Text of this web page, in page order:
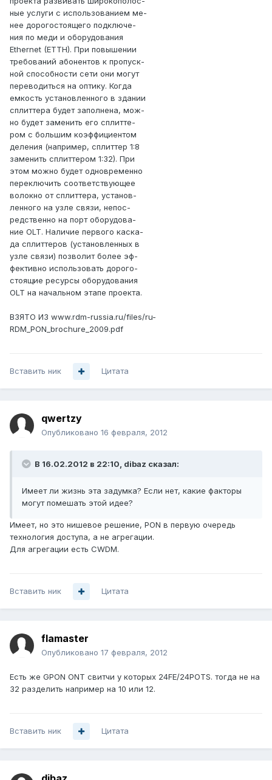
ные услуги с использованием ме-
нее дорогостоящего подключе-
ния по меди и оборудования
Ethernet (ETTH). При повышении
требований абонентов к пропуск-
ной способности сети они могут
переводиться на оптику. Когда
емкость установленного в здании
сплиттера будет заполнена, мож-
но будет заменить его сплитте-
ром с большим коэффициентом
деления (например, сплиттер 1:8
заменить сплиттером 1:32). При
этом можно будет одновременно
переключить соответствующее
волокно от сплиттера, установ-
ленного на узле связи, непос-
редственно на порт оборудова-
ние OLT. Наличие первого каска-
да сплиттеров (установленных в
узле связи) позволит более эф-
фективно использовать дорого-
стоящие ресурсы оборудования
OLT на начальном этапе проекта.
ВЗЯТО ИЗ www.rdm-russia.ru/files/ru-
RDM_PON_brochure_2009.pdf
Вставить ник Цитата
qwertzy
Опубликовано 16 февраля, 2012
В 16.02.2012 в 22:10, dibaz сказал:
Имеет ли жизнь эта задумка? Если нет, какие факторы
могут помешать этой идее?
Имеет, но это нишевое решение, PON в первую очередь
технология доступа, а не агрегации.
Для агрегации есть CWDM.
Вставить ник Цитата
flamaster
Опубликовано 17 февраля, 2012
Есть же GPON ONT свитчи у которых 24FE/24POTS. тогда не на
32 разделить например на 10 или 12.
Вставить ник Цитата